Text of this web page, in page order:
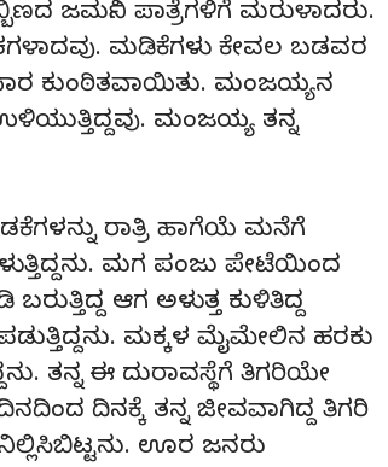
ಜರ್ಮನಿ ಪಾತ್ರೆಗಳಿಗೆ ಮರುಳಾದರು.
ಮಡಿಕೆಗಳು ಕೇವಲ ಬಡವರ
ಕುಂಠಿತವಾಯಿತು. ಮಂಜಯ್ಯನ
ಮಂಜಯ್ಯ ತನ್ನ
ರಾತ್ರಿ ಹಾಗೆಯೆ ಮನೆಗೆ
ಮಗ ಪಂಜು ಪೇಟೆಯಿಂದ
ಆಗ ಅಳುತ್ತ ಕುಳಿತಿದ್ದ
ಮಕ್ಕಳ ಮೈಮೇಲಿನ ಹರಕು
ತನ್ನ ಈ ದುರಾವಸ್ಥೆಗೆ ತಿಗರಿಯೇ
ದಿನಕ್ಕೆ ತನ್ನ ಜೀವವಾಗಿದ್ದ ತಿಗರಿ
ಊರ ಜನರು